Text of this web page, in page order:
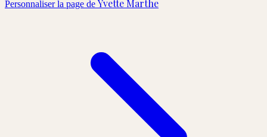
Personnaliser la page de Yvette Marthe